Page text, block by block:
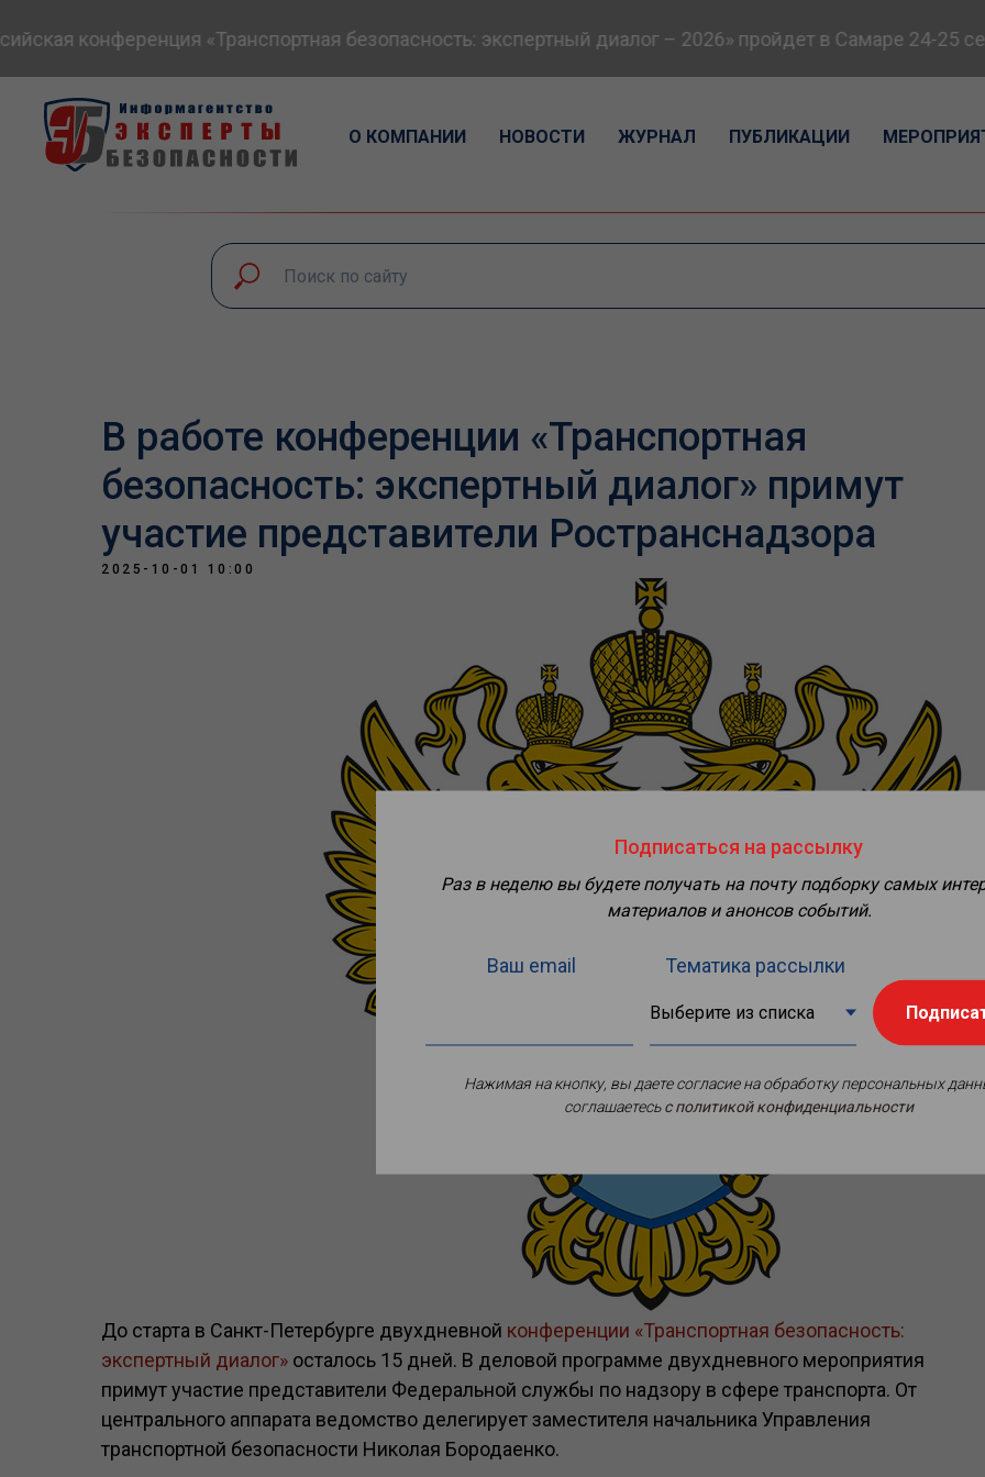
конференция «Транспортная безопасность: экспертный диалог – 2026» пройдет в Самаре 24-25
О КОМПАНИИ НОВОСТИ ЖУРНАЛ ПУБЛИКАЦИИ
В работе конференции «Транспортная
безопасность: экспертный диалог» примут
участие представители Ространснадзора
2025-10-01 10:00
До старта в Санкт-Петербурге двухдневной конференции «Транспортная безопасность:
экспертный диалог» осталось 15 дней. В деловой программе двухдневного мероприятия
примут участие представители Федеральной службы по надзору в сфере транспорта. От
центрального аппарата ведомство делегирует заместителя начальника Управления
транспортной безопасности Николая Бородаенко.
Подписаться на рассылку
Раз в неделю вы будете получать на почту подборку самых
материалов и анонсов событий.
Ваш email Тематика рассылки
Нажимая на кнопку, вы даете согласие на обработку персональных
соглашаетесьc политикой конфиденциальности